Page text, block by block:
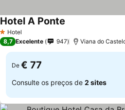
1 Estrelas
Hotel
Hotel A Ponte
8,7 Excelente 947 Viana do
De € 77
Consulte os preços de 2 sites